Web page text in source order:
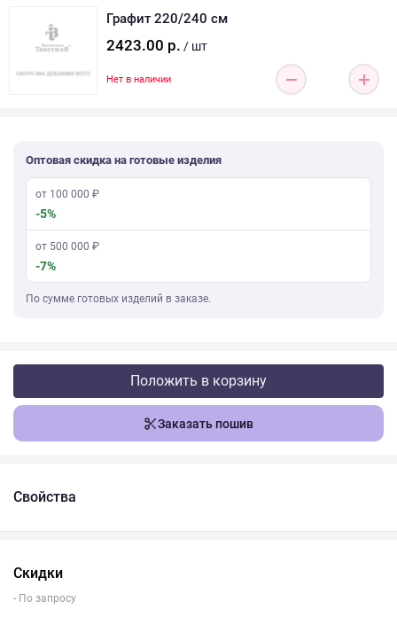
Графит 220/240 см
2423.00 р. / шт
Нет в наличии
Оптовая скидка на готовые изделия
от 100 000 ₽
-5%
от 500 000 ₽
-7%
По сумме готовых изделий в заказе.
Положить в корзину
Заказать пошив
Свойства
Скидки
- По запросу